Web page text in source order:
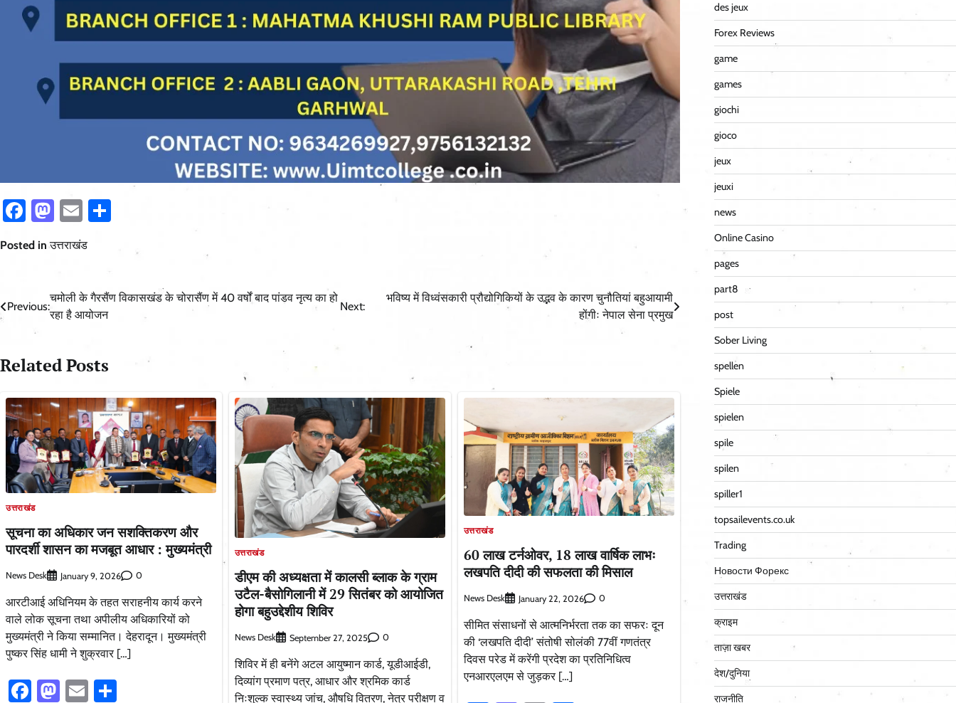
Facebook
Mastodon
Email
Posted inउत्तराखंड
Post
navigation
Previous:
चमोली के गैरसैंण विकासखंड के चोरासैंण में 40 वर्षों बाद पांडव नृत्य का हो
रहा है आयोजन
Next:
भविष्य में विध्वंसकारी प्रौद्योगिकियों के उद्भव के कारण चुनौतियां बहुआयामी
होंगीः नेपाल सेना प्रमुख
Related Posts
उत्तराखंड
सूचना का अधिकार जन सशक्तिकरण और
पारदर्शी शासन का मजबूत आधार : मुख्यमंत्री
News Desk January 9, 2026 0
आरटीआई अधिनियम के तहत सराहनीय कार्य करने
वाले लोक सूचना तथा अपीलीय अधिकारियों को
मुख्यमंत्री ने किया सम्मानित। देहरादून। मुख्यमंत्री
पुष्कर सिंह धामी ने शुक्रवार […]
Facebook
Mastodon
Email
उत्तराखंड
डीएम की अध्यक्षता में कालसी ब्लाक के ग्राम
उटैल-बैसोगिलानी में 29 सितंबर को आयोजित
होगा बहुउद्देशीय शिविर
News Desk September 27, 2025 0
शिविर में ही बनेंगे अटल आयुष्मान कार्ड, यूडीआईडी,
दिव्यांग प्रमाण पत्र, आधार और श्रमिक कार्ड
निःशुल्क स्वास्थ्य जांच, औषधि वितरण, नेत्र परीक्षण व
उत्तराखंड
60 लाख टर्नओवर, 18 लाख वार्षिक लाभः
लखपति दीदी की सफलता की मिसाल
News Desk January 22, 2026 0
सीमित संसाधनों से आत्मनिर्भरता तक का सफरः दून
की ‘लखपति दीदी’ संतोषी सोलंकी 77वीं गणतंत्र
दिवस परेड में करेंगी प्रदेश का प्रतिनिधित्व
एनआरएलएम से जुड़कर […]
des jeux
Forex Reviews
game
games
giochi
gioco
jeux
jeuxi
news
Online Casino
pages
part8
post
Sober Living
spellen
Spiele
spielen
spile
spilen
spiller1
topsailevents.co.uk
Trading
Новости Форекс
उत्तराखंड
क्राइम
ताज़ा खबर
देश/दुनिया
राजनीति